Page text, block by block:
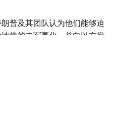
普及其团队认为他们能够迫
带的去军事化，并向以方发